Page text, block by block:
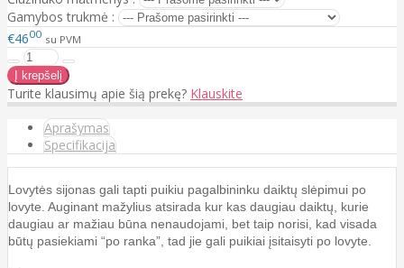
Gamybos trukmė :
€4600 su PVM
Turite klausimų apie šią prekę? Klauskite
Aprašymas
Specifikacija
Lovytės sijonas gali tapti puikiu pagalbininku daiktų slėpimui po
lovyte. Auginant mažylius atsirada kur kas daugiau daiktų, kurie
daugiau ar mažiau būna nenaudojami, bet taip norisi, kad visada
būtų pasiekiami “po ranka”, tad jie gali puikiai įsitaisyti po lovyte.